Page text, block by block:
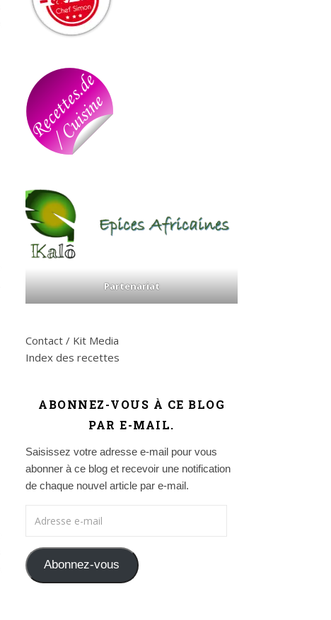
Partenariat
Contact / Kit Media
Index des recettes
ABONNEZ-VOUS À CE BLOG
PAR E-MAIL.
Saisissez votre adresse e-mail pour vous
abonner à ce blog et recevoir une notification
de chaque nouvel article par e-mail.
Abonnez-vous